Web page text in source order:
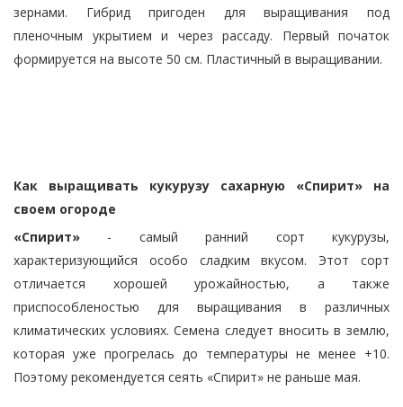
зернами. Гибрид пригоден для выращивания под
пленочным укрытием и через рассаду. Первый початок
формируется на высоте 50 см. Пластичный в выращивании.
Как выращивать кукурузу сахарную «Спирит» на
своем огороде
«Спирит» - самый ранний сорт кукурузы,
характеризующийся особо сладким вкусом. Этот сорт
отличается хорошей урожайностью, а также
приспособленостью для выращивания в различных
климатических условиях. Семена следует вносить в землю,
которая уже прогрелась до температуры не менее +10.
Поэтому рекомендуется сеять «Спирит» не раньше мая.